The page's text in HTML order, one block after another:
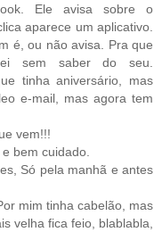
Ele avisa sobre o
aparece um aplicativo.
é, ou não avisa. Pra que
sem saber do seu.
tinha aniversário, mas
e-mail, mas agora tem
vem!!!
bem cuidado.
Só pela manhã e antes
mim tinha cabelão, mas
velha fica feio, blablabla,